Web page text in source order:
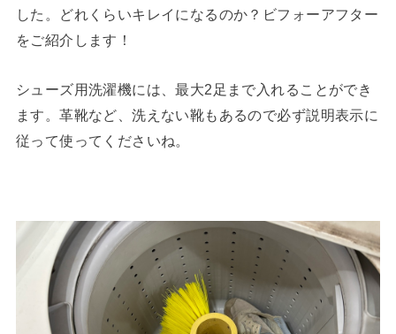
した。どれくらいキレイになるのか？ビフォーアフター
をご紹介します！
シューズ用洗濯機には、最大2足まで入れることができ
ます。革靴など、洗えない靴もあるので必ず説明表示に
従って使ってくださいね。